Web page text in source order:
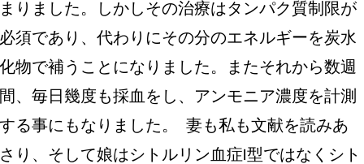
まりました。しかしその治療はタンパク質制限が
必須であり、代わりにその分のエネルギーを炭水
化物で補うことになりました。またそれから数週
間、毎日幾度も採血をし、アンモニア濃度を計測
する事にもなりました。 妻も私も文献を読みあ
さり、そして娘はシトルリン血症I型ではなくシト